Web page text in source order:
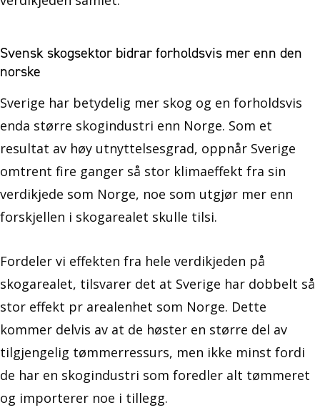
Svensk skogsektor bidrar forholdsvis mer enn den
norske
Sverige har betydelig mer skog og en forholdsvis
enda større skogindustri enn Norge. Som et
resultat av høy utnyttelsesgrad, oppnår Sverige
omtrent fire ganger så stor klimaeffekt fra sin
verdikjede som Norge, noe som utgjør mer enn
forskjellen i skogarealet skulle tilsi.
Fordeler vi effekten fra hele verdikjeden på
skogarealet, tilsvarer det at Sverige har dobbelt så
stor effekt pr arealenhet som Norge. Dette
kommer delvis av at de høster en større del av
tilgjengelig tømmerressurs, men ikke minst fordi
de har en skogindustri som foredler alt tømmeret
og importerer noe i tillegg.